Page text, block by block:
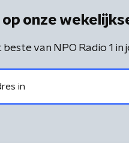
onze
van NPO Radio 1 in